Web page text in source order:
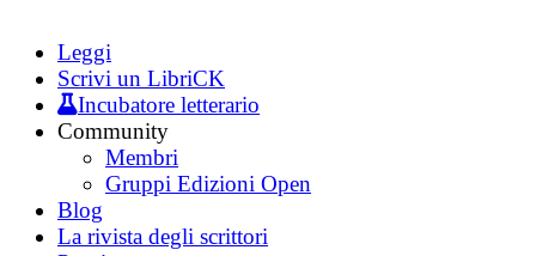
Leggi
Scrivi un LibriCK
Incubatore letterario
Community
Membri
Gruppi Edizioni Open
Blog
La rivista degli scrittori